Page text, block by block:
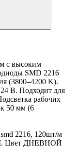
с высоким
SMD 2216
(3800–4200 K).
В. Подходит для
рабочих
50 мм (6
2216, 120шт/м
Цвет ДНЕВНОЙ